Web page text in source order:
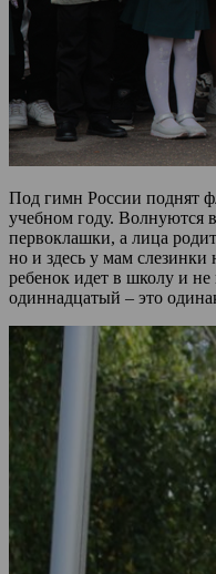
Под гимн России поднят
учебном году. Волнуются
первоклашки, а лица
но и здесь у мам слезинки
ребенок идет в школу и
одиннадцатый – это